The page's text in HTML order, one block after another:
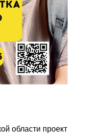
области проект